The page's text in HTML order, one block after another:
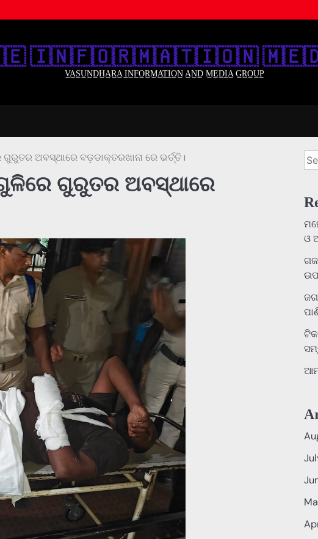
🇮‌🇳‌🇫‌🇴‌🇷‌🇲‌🇦‌🇹‌🇮‌🇴‌🇳‌
V̲A̲S̲U̲N̲D̲H̲A̲R̲A̲ I̲N̲F̲O̲R̲M̲A̲T̲I̲O̲N̲ A̲N̲D̲ M̲E̲D̲I̲A̲ G̲R̲O̲U̲P̲
ଅବସ୍ଥାରେ ବଡ଼ଡାକ୍ତରଖାନା ରେ ଭର୍ତ୍ତି।
ଗୁରୁତର ଅବସ୍ଥାରେ
for:
ଓ